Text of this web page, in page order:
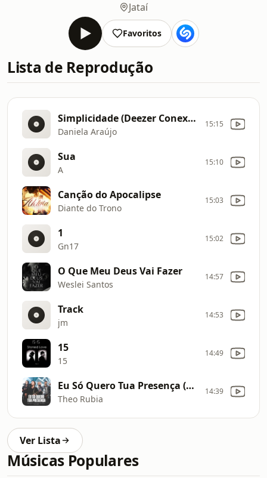
Jataí
Favoritos
Lista de Reprodução
Simplicidade (Deezer Conexão Gospel)
Daniela Araújo
15:15
Sua
A
15:10
Canção do Apocalipse
Diante do Trono
15:03
1
Gn17
15:02
O Que Meu Deus Vai Fazer
Weslei Santos
14:57
Track
jm
14:53
15
15
14:49
Eu Só Quero Tua Presença (Ao Vivo)
Theo Rubia
14:39
Ver Lista
Músicas Populares